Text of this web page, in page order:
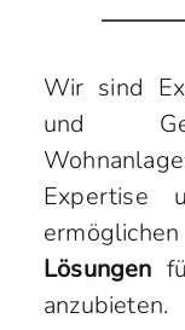
Wir sind
und
Expertise
Lösungen
anzubieten.